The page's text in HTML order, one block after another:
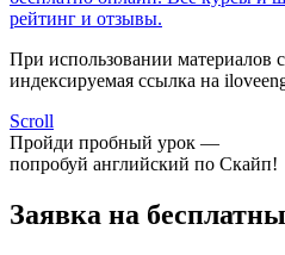
рейтинг и отзывы.
При использовании материалов
индексируемая ссылка на
Scroll
Пройди пробный урок —
попробуй английский по Скайп!
Заявка на